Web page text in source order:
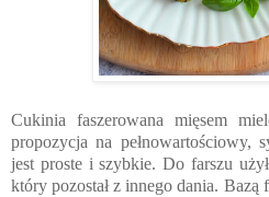
Cukinia faszerowana mięsem
propozycja na pełnowartościowy,
jest proste i szybkie. Do farszu
który pozostał z innego dania. Bazą